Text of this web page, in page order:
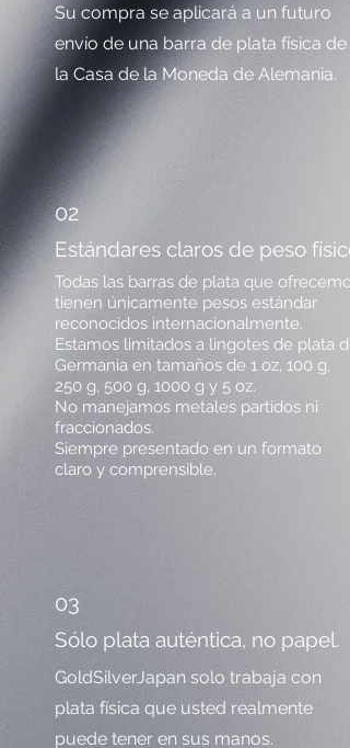
Su compra se aplicará a un futuro
envío de una barra de plata física de
la Casa de la Moneda de Alemania.
02
Estándares claros de peso físico
Todas las barras de plata que ofrecemos
tienen únicamente pesos estándar
reconocidos internacionalmente.
Estamos limitados a lingotes de plata de
Germania en tamaños de 1 oz, 100 g,
250 g, 500 g, 1000 g y 5 oz.
No manejamos metales partidos ni
fraccionados.
Siempre presentado en un formato
claro y comprensible.
03
Sólo plata auténtica, no papel.
GoldSilverJapan solo trabaja con
plata física que usted realmente
puede tener en sus manos.